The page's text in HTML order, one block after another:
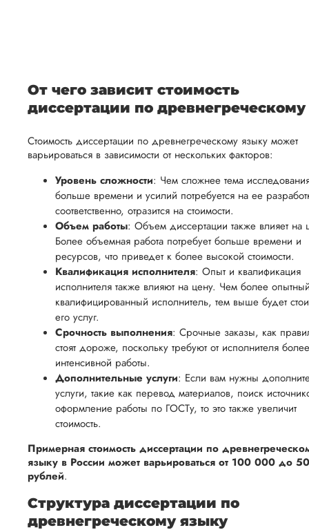
темы.
готовы
предоставить
в
подготовке
презентации
и речи
перед
защитой.
Наша
цель -
обеспечить
вам
в своей
работе и
помочь
вам
успешно
процесс
защиты
работы.
и
проведения
проверки
работы,
установленная
сумма
будет
возвращена
заказчику.
стремимся
осуществлять
процесс
возврата
способом,
удобным
для вас,
разумные
сроки
после
утверждения
запроса
на
возврат.
работы. В
начале
сотрудничества
мы
и
договоримся
о сроках
выполнения,
чтобы
учесть
все
написания
работы.
От чего зависит стоимость
диссертации по древнегреческому
Стоимость диссертации по древнегреческому языку может
варьироваться в зависимости от нескольких факторов:
Уровень сложности: Чем сложнее тема
больше времени и усилий потребуется на ее
соответственно, отразится на стоимости.
Объем работы: Объем диссертации также влияет на
Более объемная работа потребует больше времени и
ресурсов, что приведет к более высокой стоимости.
Квалификация исполнителя: Опыт и квалификация
исполнителя также влияют на цену. Чем более
квалифицированный исполнитель, тем выше будет
его услуг.
Срочность выполнения: Срочные заказы, как
стоят дороже, поскольку требуют от исполнителя более
интенсивной работы.
Дополнительные услуги: Если вам нужны
услуги, такие как перевод материалов, поиск
оформление работы по ГОСТу, то это также увеличит
стоимость.
Примерная стоимость диссертации по
языку в России может варьироваться от 100 000 до
рублей.
Структура диссертации по
древнегреческому языку